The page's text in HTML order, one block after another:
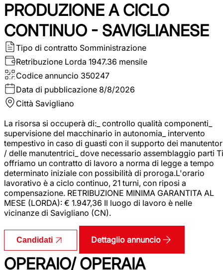
PRODUZIONE A CICLO
CONTINUO - SAVIGLIANESE
Tipo di contratto Somministrazione
Retribuzione Lorda 1947.36 mensile
Codice annuncio 350247
Data di pubblicazione 8/8/2026
Città Savigliano
La risorsa si occuperà di:_ controllo qualità componenti_
supervisione del macchinario in autonomia_ intervento
tempestivo in caso di guasti con il supporto dei
/ delle manutentrici_ dove necessario assemblaggio parti Ti
offriamo un contratto di lavoro a norma di legge a tempo
determinato iniziale con possibilità di proroga.L'orario
lavorativo è a ciclo continuo, 21 turni, con riposi a
compensazione. RETRIBUZIONE MINIMA GARANTITA AL
MESE (LORDA): € 1.947,36 Il luogo di lavoro è nelle
vicinanze di Savigliano (CN).
Candidati Dettaglio annuncio
OPERAIO/ OPERAIA